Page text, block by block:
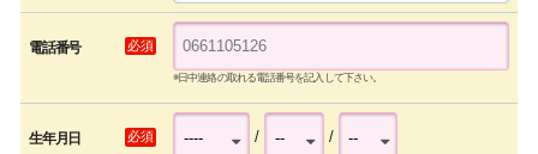
電話番号 必須
※日中連絡の取れる電話番号を記入して下さい。
生年月日 必須 / /